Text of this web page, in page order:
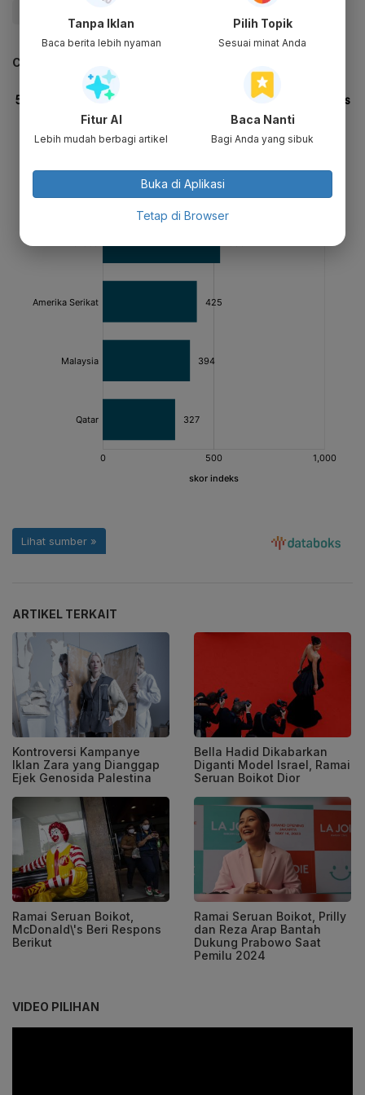
CEK JUGA DATA INI
ARTIKEL TERKAIT
Kontroversi Kampanye
Iklan Zara yang Dianggap
Ejek Genosida Palestina
Bella Hadid Dikabarkan
Diganti Model Israel, Ramai
Seruan Boikot Dior
Ramai Seruan Boikot,
McDonald\'s Beri Respons
Berikut
Ramai Seruan Boikot, Prilly
dan Reza Arap Bantah
Dukung Prabowo Saat
Pemilu 2024
VIDEO PILIHAN
Tanpa Iklan
Baca berita lebih nyaman
Pilih Topik
Sesuai minat Anda
Fitur AI
Lebih mudah berbagi artikel
Baca Nanti
Bagi Anda yang sibuk
Buka di Aplikasi
Tetap di Browser